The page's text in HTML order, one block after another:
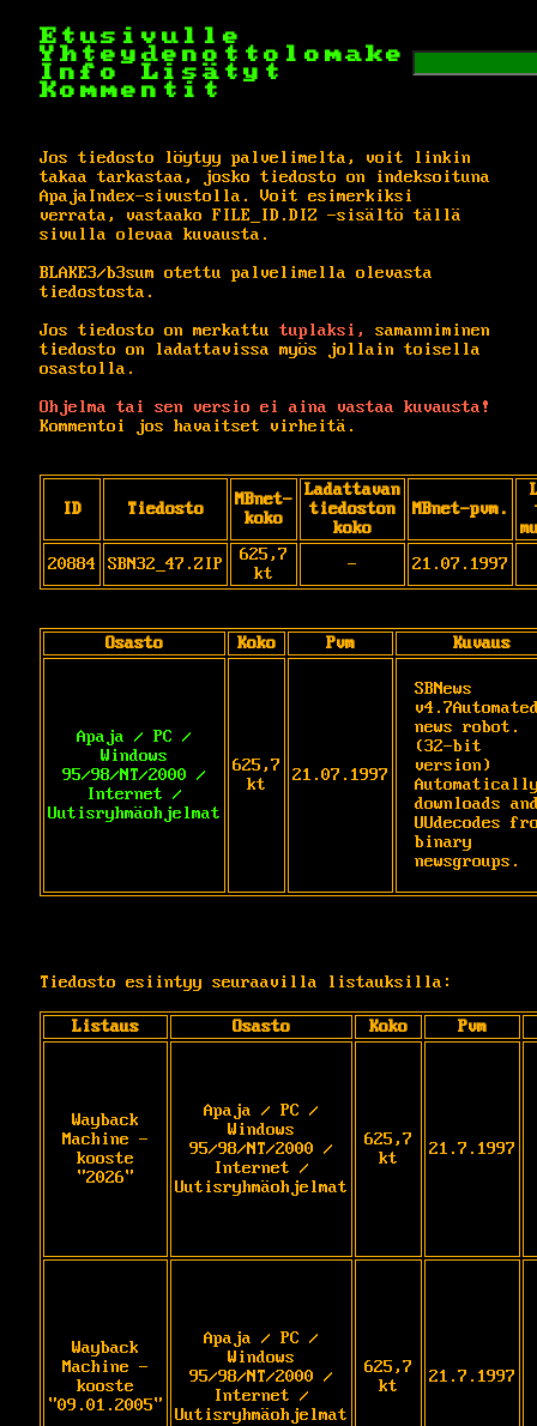
Etusivulle
Yhteydenottolomake
Info
Lisätyt
Kommentit
Jos tiedosto löytyy palvelimelta, voit linkin
takaa tarkastaa, josko tiedosto on indeksoituna
ApajaIndex-sivustolla. Voit esimerkiksi
verrata, vastaako FILE_ID.DIZ -sisältö tällä
sivulla olevaa kuvausta.
BLAKE3/b3sum otettu palvelimella olevasta
tiedostosta.
Jos tiedosto on merkattu tuplaksi,
samanniminen
tiedosto on ladattavissa myös jollain toisella
osastolla.
Ohjelma tai sen versio ei aina vastaa kuvausta!
Kommentoi jos havaitset virheitä.
ID Tiedosto
MBnet-
koko
Ladattavan
tiedoston
koko
MBnet-pvm.
20884
SBN32_47.ZIP
625,7
kt
- 21.07.1997
Osasto Koko Pvm Kuvaus
Apaja / PC /
Windows
95/98/NT/2000 /
Internet /
Uutisryhmäohjelmat
625,7
kt
21.07.1997
SBNews
news robot.
(32-bit
version)
downloads
UUdecodes
binary
newsgroups.
Tiedosto esiintyy seuraavilla listauksilla:
Listaus Osasto Koko Pvm
Wayback
Machine -
kooste
"2026"
Apaja / PC /
Windows
95/98/NT/2000 /
Internet /
Uutisryhmäohjelmat
625,7
kt
21.7.1997
Wayback
Machine -
kooste
"09.01.2005"
Apaja / PC /
Windows
95/98/NT/2000 /
Internet /
Uutisryhmäohjelmat
625,7
kt
21.7.1997